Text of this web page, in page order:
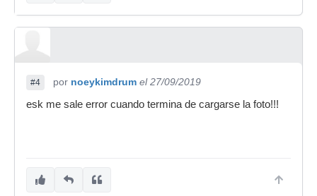
#4 por noeykimdrum el 27/09/2019
esk me sale error cuando termina de cargarse la foto!!!